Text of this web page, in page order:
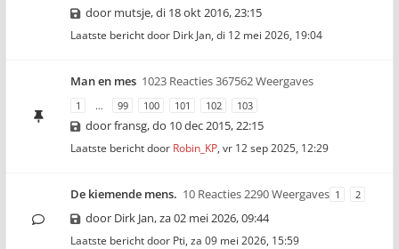
door mutsje,di 18 okt 2016, 23:15
Laatste bericht door Dirk Jan, di 12 mei 2026, 19:04
Man en mes 1023 Reacties 367562 Weergaves
1 … 99 100 101 102 103
doorfransg,do 10 dec 2015, 22:15
Laatste bericht door Robin_KP, vr 12 sep 2025, 12:29
De kiemende mens. 10 Reacties 2290 Weergaves 1 2
door Dirk Jan,za 02 mei 2026, 09:44
Laatste bericht door Pti, za 09 mei 2026, 15:59